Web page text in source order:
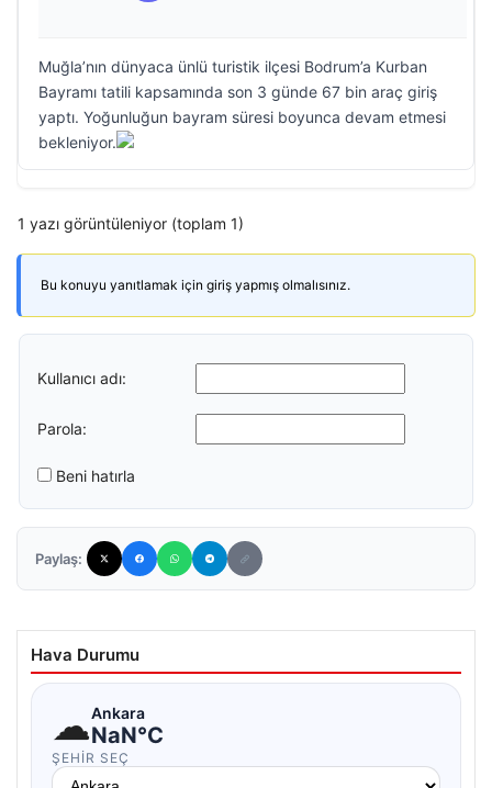
Muğla’nın dünyaca ünlü turistik ilçesi Bodrum’a Kurban
Bayramı tatili kapsamında son 3 günde 67 bin araç giriş
yaptı. Yoğunluğun bayram süresi boyunca devam etmesi
bekleniyor.
1 yazı görüntüleniyor (toplam 1)
Bu konuyu yanıtlamak için giriş yapmış olmalısınız.
Kullanıcı adı:
Parola:
Beni hatırla
Paylaş:
Hava Durumu
☁Ankara
NaN°C
ŞEHIR SEÇ